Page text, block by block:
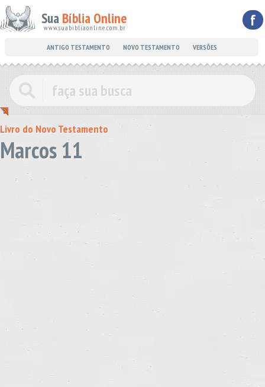
Sua Bíblia Online
www.suabibliaonline.com.br f
ANTIGO TESTAMENTO NOVO TESTAMENTO VERSÕES
Livro do Novo Testamento
Marcos 11